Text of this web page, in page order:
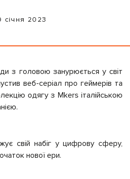
січня 2023
з головою занурюється у світ
веб-серіал про геймерів та
одягу з Mkers італійською
свій набіг у цифрову сферу,
нової ери.